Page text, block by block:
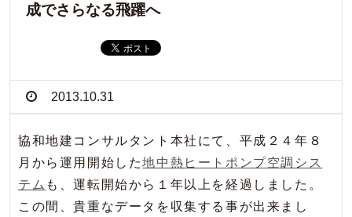
成でさらなる飛躍へ
2013.10.31
協和地建コンサルタント本社にて、平成２４年８
月から運用開始した地中熱ヒートポンプ空調シス
テム も、運転開始から１年以上を経過しました。
この間、貴重なデータを収集する事が出来まし